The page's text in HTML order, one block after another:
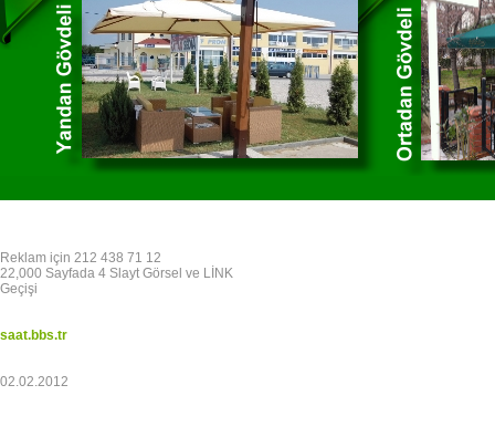
Reklam için 212 438 71 12
22,000 Sayfada 4 Slayt Görsel ve LİNK
Geçişi
saat.bbs.tr
02.02.2012